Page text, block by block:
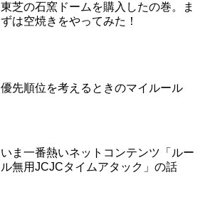
東芝の石窯ドームを購入したの巻。ま
ずは空焼きをやってみた！
優先順位を考えるときのマイルール
いま一番熱いネットコンテンツ「ルー
ル無用JCJCタイムアタック」の話